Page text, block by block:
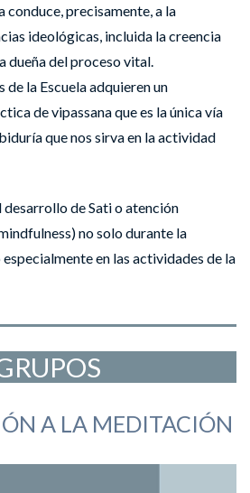
conduce, precisamente, a la
ideológicas, incluida la creencia
dueña del proceso vital.
de la Escuela adquieren un
de vipassana que es la única vía
que nos sirva en la actividad
desarrollo de Sati o atención
no solo durante la
en las actividades de la
A LA MEDITACIÓN